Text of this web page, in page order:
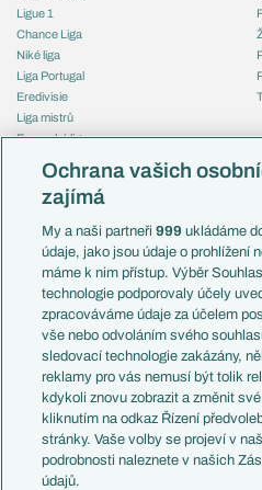
Ligue 1
Chance Liga
Niké liga
Liga Portugal
Eredivisie
Liga mistrů
Evropská liga
Mistrovství světa
Liga národů
Témata
Představení týmů MS
EuroSkauting
PL v kostce
Evropské koeficienty
Přestupy
Přestupové spekulace
Zranění
Kluby
Arsenal FC
Chelsea FC
Ochrana vašich
zajímá
My a naši partneři999 ukládáme
údaje, jako jsou údaje o prohlížení
máme k nim přístup. Výběr
technologie podporovaly účely
zpracováváme údaje za účelem
vše nebo odvoláním svého
sledovací technologie zakázány,
reklamy pro vás nemusí být tolik
kdykoli znovu zobrazit a změnit
kliknutím na odkaz Řízení
stránky. Vaše volby se projeví v
podrobnosti naleznete v našich
údajů.